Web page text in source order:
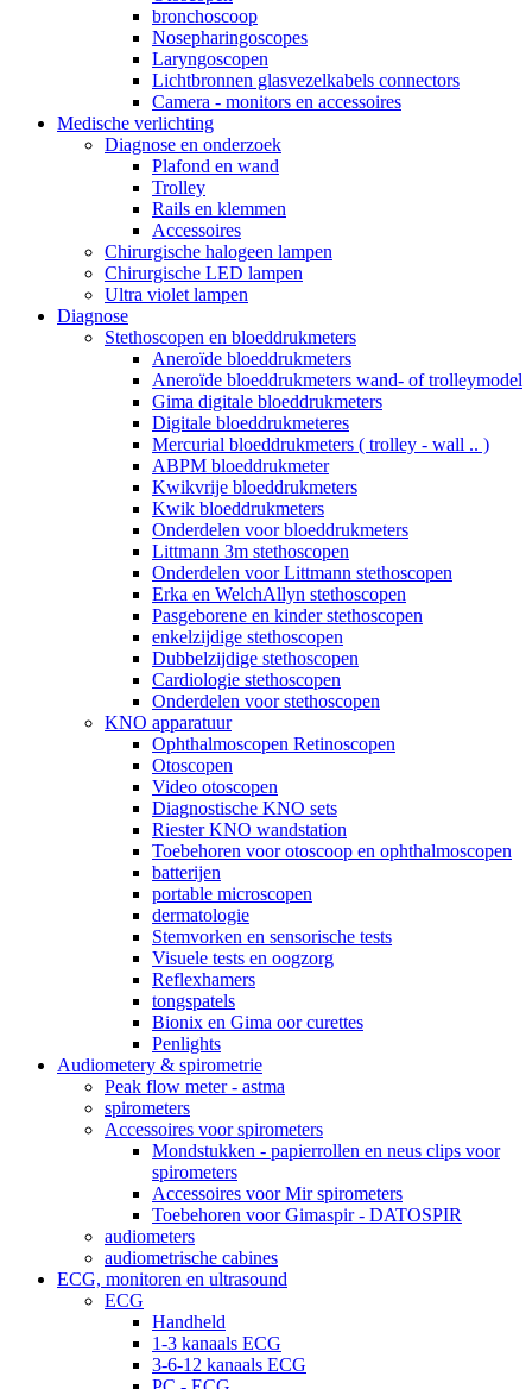
bronchoscoop
Nosepharingoscopes
Laryngoscopen
Lichtbronnen glasvezelkabels connectors
Camera - monitors en accessoires
Medische verlichting
Diagnose en onderzoek
Plafond en wand
Trolley
Rails en klemmen
Accessoires
Chirurgische halogeen lampen
Chirurgische LED lampen
Ultra violet lampen
Diagnose
Stethoscopen en bloeddrukmeters
Aneroïde bloeddrukmeters
Aneroïde bloeddrukmeters wand- of trolleymodel
Gima digitale bloeddrukmeters
Digitale bloeddrukmeteres
Mercurial bloeddrukmeters ( trolley - wall .. )
ABPM bloeddrukmeter
Kwikvrije bloeddrukmeters
Kwik bloeddrukmeters
Onderdelen voor bloeddrukmeters
Littmann 3m stethoscopen
Onderdelen voor Littmann stethoscopen
Erka en WelchAllyn stethoscopen
Pasgeborene en kinder stethoscopen
enkelzijdige stethoscopen
Dubbelzijdige stethoscopen
Cardiologie stethoscopen
Onderdelen voor stethoscopen
KNO apparatuur
Ophthalmoscopen Retinoscopen
Otoscopen
Video otoscopen
Diagnostische KNO sets
Riester KNO wandstation
Toebehoren voor otoscoop en ophthalmoscopen
batterijen
portable microscopen
dermatologie
Stemvorken en sensorische tests
Visuele tests en oogzorg
Reflexhamers
tongspatels
Bionix en Gima oor curettes
Penlights
Audiometery & spirometrie
Peak flow meter - astma
spirometers
Accessoires voor spirometers
Mondstukken - papierrollen en neus clips voor
spirometers
Accessoires voor Mir spirometers
Toebehoren voor Gimaspir - DATOSPIR
audiometers
audiometrische cabines
ECG, monitoren en ultrasound
ECG
Handheld
1-3 kanaals ECG
3-6-12 kanaals ECG